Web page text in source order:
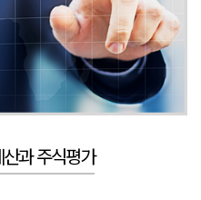
과 주식평가